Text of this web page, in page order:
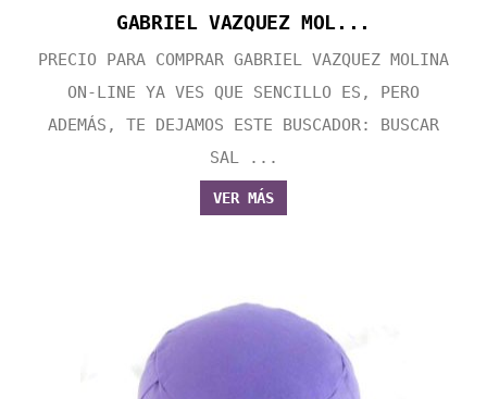
GABRIEL VAZQUEZ MOL...
PRECIO PARA COMPRAR GABRIEL VAZQUEZ MOLINA
ON-LINE YA VES QUE SENCILLO ES, PERO
ADEMÁS, TE DEJAMOS ESTE BUSCADOR: BUSCAR
SAL ...
VER MÁS